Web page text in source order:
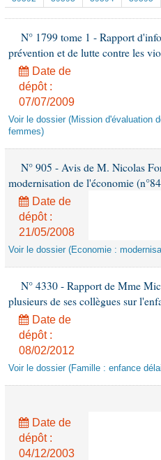
N° 1799 tome 1 - Rapport
prévention et de lutte contre les
Date de
dépôt :
07/07/2009
Voir le dossier (Mission d'évaluation
femmes)
N° 905 - Avis de M. Nicolas
modernisation de l'économie
Date de
dépôt :
21/05/2008
Voir le dossier (Economie :
N° 4330 - Rapport de Mme
plusieurs de ses collègues sur
Date de
dépôt :
08/02/2012
Voir le dossier (Famille : enfance
Date de
dépôt :
04/12/2003